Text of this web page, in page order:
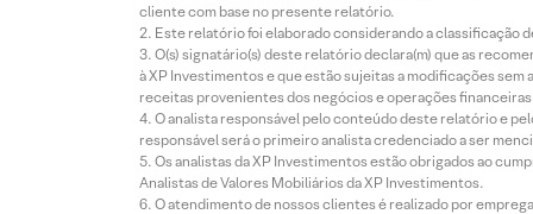
cliente com base no presente relatório.
Este relatório foi elaborado considerando a classificação
O(s) signatário(s) deste relatório declara(m) que as
à XP Investimentos e que estão sujeitas a modificações
receitas provenientes dos negócios e operações
O analista responsável pelo conteúdo deste relatório e
responsável será o primeiro analista credenciado a ser
Os analistas da XP Investimentos estão obrigados ao
Analistas de Valores Mobiliários da XP Investimentos.
O atendimento de nossos clientes é realizado por